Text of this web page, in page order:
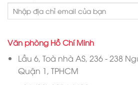
Văn phòng Hồ Chí Minh
Lầu 6, Toà nhà AS, 236 - 238
Quận 1, TPHCM